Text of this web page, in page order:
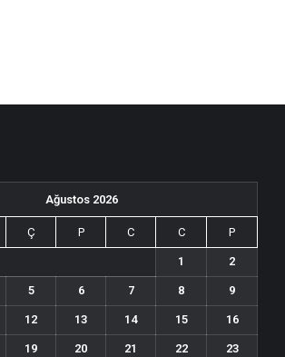
Ağustos 2026
Ç P C C P
1 2
5 6 7 8 9
12 13 14 15 16
19 20 21 22 23